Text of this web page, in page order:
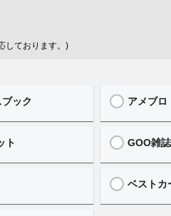
しております。)
ック アメブロ
ト GOO雑誌
ベストカ